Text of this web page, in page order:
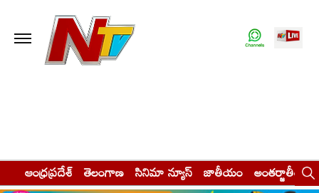
ఆంధ్రప్రదేశ్ తెలంగాణ సినిమా న్యూస్ జాతీయం అంతర్జాతీయం